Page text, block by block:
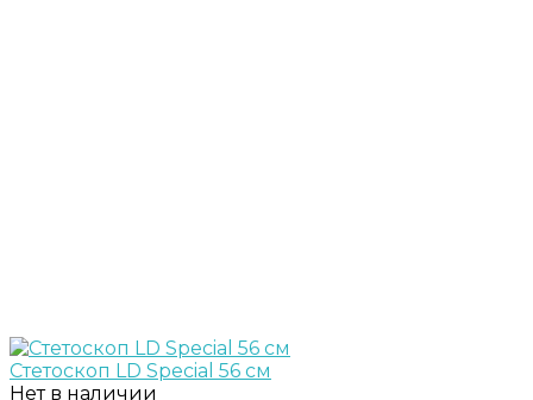
Стетоскоп LD Special 56 см
Нет в наличии